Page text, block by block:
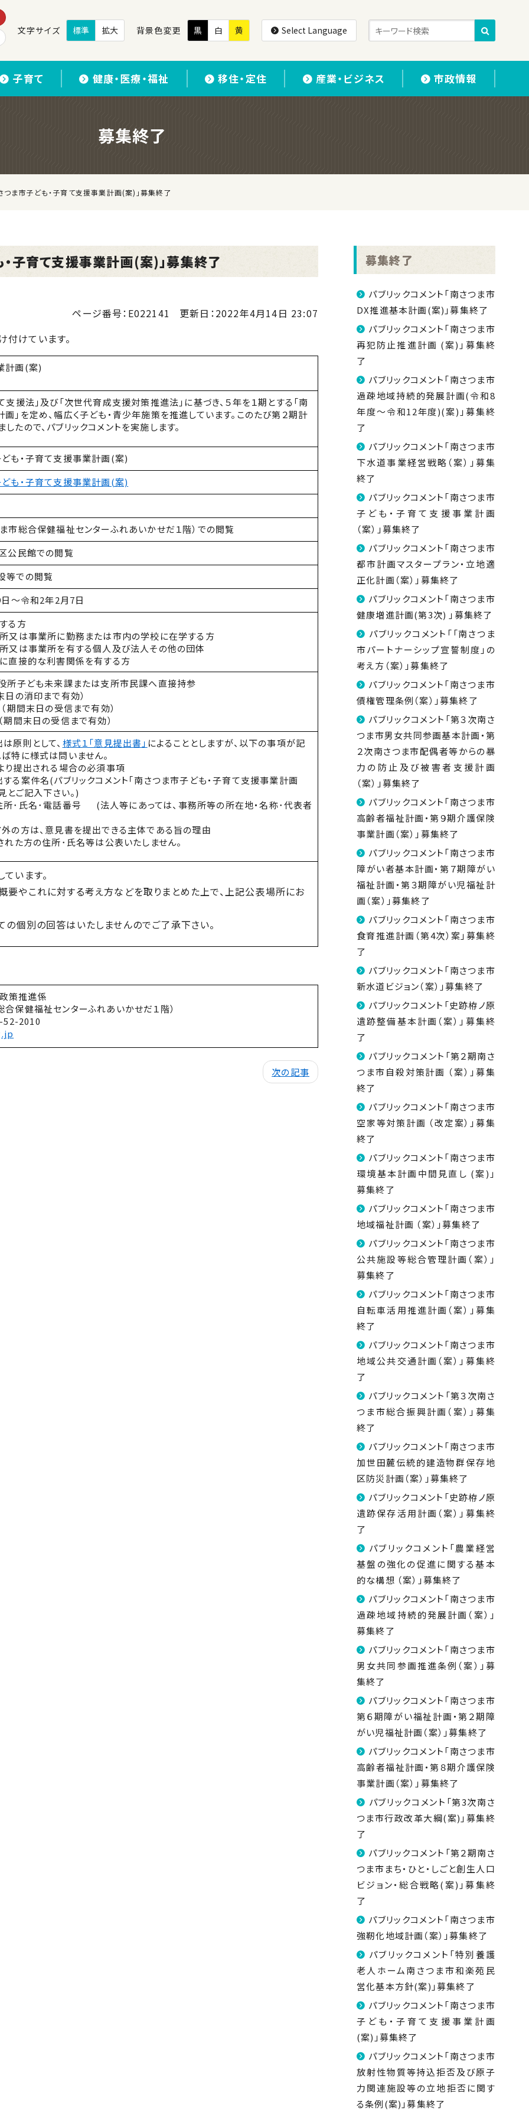
文字サイズ 標準 拡大 背景色変更 黒 白 黄 Select Language
子育て 健康・医療・福祉 移住・定住 産業・ビジネス 市政情報
募集終了
つま市子ども・子育て支援事業計画(案)」募集終了
・子育て支援事業計画(案)」募集終了
ページ番号：E022141 更新日：2022年4月14日 23:07
けています。
計画(案)
援法」及び「次世代育成支援対策推進法」に基づき、５年を１期とする「南
」を定め、幅広く子ども・青少年施策を推進しています。このたび第２期計
たので、パブリックコメントを実施します。
も・子育て支援事業計画(案)
も・子育て支援事業計画(案)
市総合保健福祉センターふれあいかせだ１階）での閲覧
公民館での閲覧
等での閲覧
～令和2年2月7日
る方
又は事業所に勤務または市内の学校に在学する方
又は事業所を有する個人及び法人その他の団体
直接的な利害関係を有する方
所子ども未来課または支所市民課へ直接持参
日の消印まで有効）
（期間末日の受信まで有効）
期間末日の受信まで有効）
原則として、 様式１「意見提出書」 によることとしますが、以下の事項が記
特に様式は問いません。
提出される場合の必須事項
る案件名(パブリックコメント｢南さつま市子ども・子育て支援事業計画
ご記入下さい。)
･氏名･電話番号 (法人等にあっては、事務所等の所在地・名称･代表者
の方は、意見書を提出できる主体である旨の理由
た方の住所･氏名等は公表いたしません。
います。
要やこれに対する考え方などを取りまとめた上で、上記公表場所にお
の個別の回答はいたしませんのでご了承下さい。
政策推進係
合保健福祉センターふれあいかせだ１階）
52-2010
次の記事
募集終了
パブリックコメント「南さつま市
DX推進基本計画(案)」募集終了
パブリックコメント「南さつま市
再犯防止推進計画 (案)」募集終
了
パブリックコメント「南さつま市
過疎地域持続的発展計画(令和8
年度～令和12年度)(案)」募集終
了
パブリックコメント「南さつま市
下水道事業経営戦略（案）」募集
終了
パブリックコメント「南さつま市
子ども・子育て支援事業計画
（案）」募集終了
パブリックコメント「南さつま市
都市計画マスタープラン・立地適
正化計画（案）」募集終了
パブリックコメント「南さつま市
健康増進計画(第3次) 」募集終了
パブリックコメント「「南さつま
市パートナーシップ宣誓制度」の
考え方（案）」募集終了
パブリックコメント「南さつま市
債権管理条例（案）」募集終了
パブリックコメント「第３次南さ
つま市男女共同参画基本計画・第
２次南さつま市配偶者等からの暴
力の防止及び被害者支援計画
（案）」募集終了
パブリックコメント「南さつま市
高齢者福祉計画・第９期介護保険
事業計画（案）」募集終了
パブリックコメント「南さつま市
障がい者基本計画・第７期障がい
福祉計画・第３期障がい児福祉計
画（案）」募集終了
パブリックコメント「南さつま市
食育推進計画（第4次）案」募集終
了
パブリックコメント「南さつま市
新水道ビジョン（案）」募集終了
パブリックコメント「史跡栫ノ原
遺跡整備基本計画（案）」募集終
了
パブリックコメント「第２期南さ
つま市自殺対策計画 （案）」募集
終了
パブリックコメント「南さつま市
空家等対策計画 （改定案）」募集
終了
パブリックコメント「南さつま市
環境基本計画中間見直し (案)」
募集終了
パブリックコメント「南さつま市
地域福祉計画 （案）」募集終了
パブリックコメント「南さつま市
公共施設等総合管理計画（案）」
募集終了
パブリックコメント「南さつま市
自転車活用推進計画（案）」募集
終了
パブリックコメント「南さつま市
地域公共交通計画（案）」募集終
了
パブリックコメント「第３次南さ
つま市総合振興計画（案）」募集
終了
パブリックコメント「南さつま市
加世田麓伝統的建造物群保存地
区防災計画（案）」募集終了
パブリックコメント「史跡栫ノ原
遺跡保存活用計画（案）」募集終
了
パブリックコメント「農業経営
基盤の強化の促進に関する基本
的な構想 （案）」募集終了
パブリックコメント「南さつま市
過疎地域持続的発展計画（案）」
募集終了
パブリックコメント「南さつま市
男女共同参画推進条例（案）」募
集終了
パブリックコメント「南さつま市
第６期障がい福祉計画・第２期障
がい児福祉計画（案）」募集終了
パブリックコメント「南さつま市
高齢者福祉計画・第８期介護保険
事業計画（案）」募集終了
パブリックコメント「第3次南さ
つま市行政改革大綱(案)」募集終
了
パブリックコメント「第２期南さ
つま市まち・ひと・しごと創生人口
ビジョン・総合戦略(案)」募集終
了
パブリックコメント「南さつま市
強靭化地域計画（案）」募集終了
パブリックコメント「特別養護
老人ホーム南さつま市和楽苑民
営化基本方針(案)」募集終了
パブリックコメント「南さつま市
子ども・子育て支援事業計画
(案)」募集終了
パブリックコメント「南さつま市
放射性物質等持込拒否及び原子
力関連施設等の立地拒否に関す
る条例(案)」募集終了